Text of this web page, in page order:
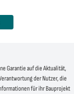
Garantie auf die Aktualität,
der Nutzer, die
für ihr Bauprojekt